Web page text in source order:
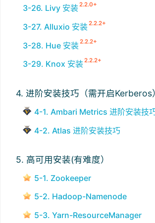
3-26. Livy 安装 2.2.0+
3-27. Alluxio 安装 2.2.2+
3-28. Hue 安装 2.2.2+
3-29. Knox 安装 2.2.2+
4. 进阶安装技巧（需开启Kerberos
4-1. Ambari Metrics 进阶安装技
4-2. Atlas 进阶安装技巧
5. 高可用安装(有难度）
5-1. Zookeeper
5-2. Hadoop-Namenode
5-3. Yarn-ResourceManager